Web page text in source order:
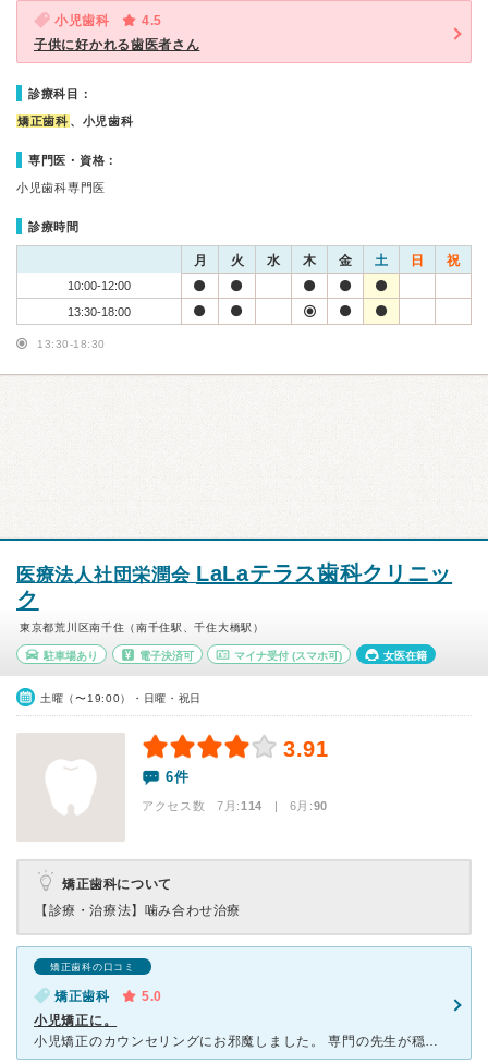
小児歯科
4.5
子供に好かれる歯医者さん
診療科目：
矯正歯科 、小児歯科
専門医・資格：
小児歯科専門医
診療時間
月 火 水 木 金 土 日 祝
10:00-12:00
13:30-18:00
13:30-18:30
医療法人社団栄潤会 LaLaテラス歯科クリニッ
ク
東京都荒川区南千住（南千住駅、千住大橋駅）
駐車場あり 電子決済可 マイナ受付 (スマホ可) 女医在籍
土曜（〜19:00）・日曜・祝日
3.91
6件
アクセス数 7月:114 | 6月:90
矯正歯科について
【診療・治療法】 噛み合わせ治療
矯正歯科の口コミ
矯正歯科
5.0
小児矯正に。
小児矯正のカウンセリングにお邪魔しました。 専門の先生が穏やかで、わからないことにも丁寧に答えていただき、とても好感が持てました。 何ヵ所か、カウンセリングに伺いましたが、費用も高額なので、担当の